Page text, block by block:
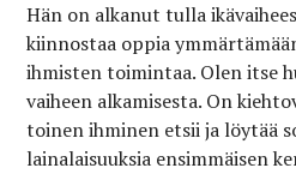
Hän on alkanut tulla
kiinnostaa oppia
ihmisten toimintaa. Olen itse
vaiheen alkamisesta. On
toinen ihminen etsii ja löytää
lainalaisuuksia ensimmäisen